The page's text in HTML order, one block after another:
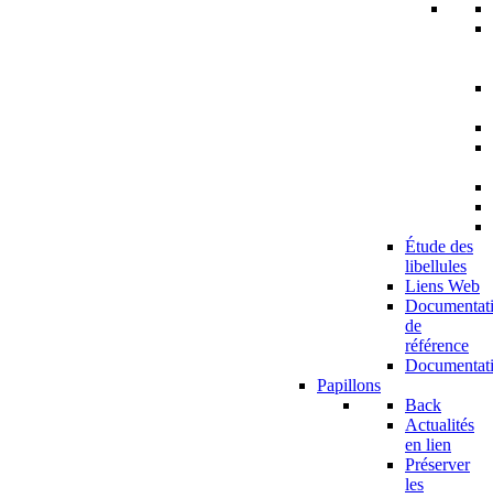
Étude des
libellules
Liens Web
de
référence
Papillons
Back
Actualités
en lien
Préserver
les